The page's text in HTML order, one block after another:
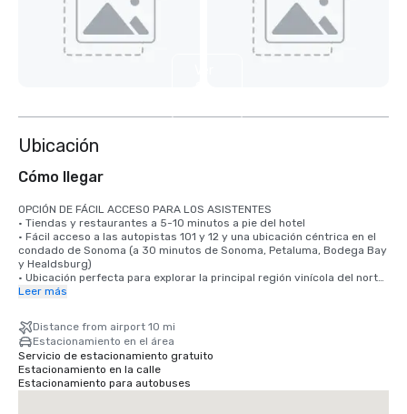
Ubicación
Cómo llegar
OPCIÓN DE FÁCIL ACCESO PARA LOS ASISTENTES
• Tiendas y restaurantes a 5-10 minutos a pie del hotel
• Fácil acceso a las autopistas 101 y 12 y una ubicación céntrica en el
condado de Sonoma (a 30 minutos de Sonoma, Petaluma, Bodega Bay
y Healdsburg)
• Ubicación perfecta para explorar la principal región vinícola del norte
de California en Sonoma y Napa.
Francisco y del aeropuerto internacional de Oakland, con servicio de
traslado en autobús desde el aeropuerto a 1,5 km
• A menos de 15 minutos del aeropuerto de Santa Rosa con vuelos
directos desde Los Ángeles, Burbank, el condado de Orange, Phoenix,
Dallas, San Diego, Seattle, Portland, Denver y Las Vegas.
Leer más
Distance from airport 10 mi
Estacionamiento en el área
Servicio de estacionamiento gratuito
Estacionamiento en la calle
Estacionamiento para autobuses